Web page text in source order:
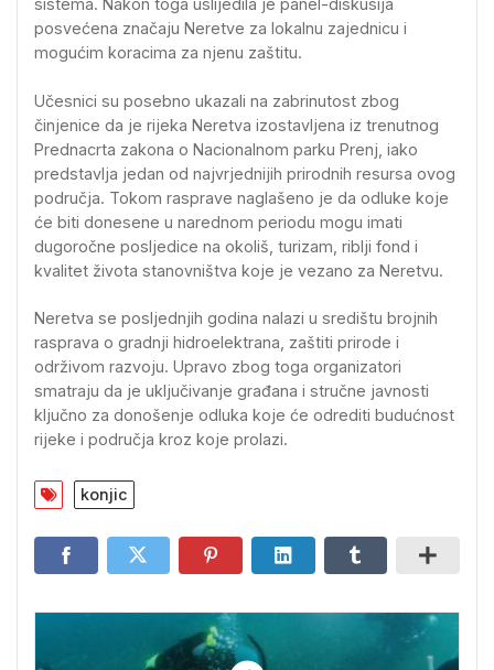
sistema. Nakon toga uslijedila je panel-diskusija
posvećena značaju Neretve za lokalnu zajednicu i
mogućim koracima za njenu zaštitu.
Učesnici su posebno ukazali na zabrinutost zbog
činjenice da je rijeka Neretva izostavljena iz trenutnog
Prednacrta zakona o Nacionalnom parku Prenj, iako
predstavlja jedan od najvrjednijih prirodnih resursa ovog
područja. Tokom rasprave naglašeno je da odluke koje
će biti donesene u narednom periodu mogu imati
dugoročne posljedice na okoliš, turizam, riblji fond i
kvalitet života stanovništva koje je vezano za Neretvu.
Neretva se posljednjih godina nalazi u središtu brojnih
rasprava o gradnji hidroelektrana, zaštiti prirode i
održivom razvoju. Upravo zbog toga organizatori
smatraju da je uključivanje građana i stručne javnosti
ključno za donošenje odluka koje će odrediti budućnost
rijeke i područja kroz koje prolazi.
konjic